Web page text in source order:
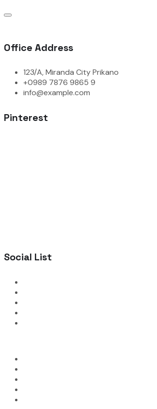
Office Address
123/A, Miranda City Prikano
+0989 7876 9865 9
info@example.com
Pinterest
Social List